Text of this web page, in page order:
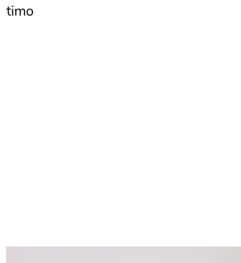
timo